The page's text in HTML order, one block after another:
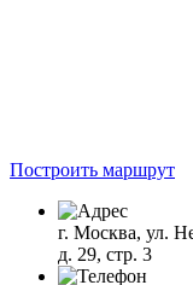
Построить маршрут
г. Москва, ул.
д. 29, стр. 3